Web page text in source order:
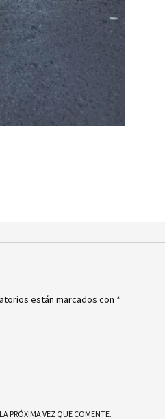
están marcados con *
PRÓXIMA VEZ QUE COMENTE.